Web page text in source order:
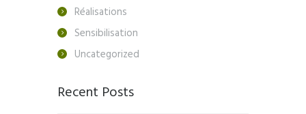
Réalisations
Sensibilisation
Uncategorized
Recent Posts